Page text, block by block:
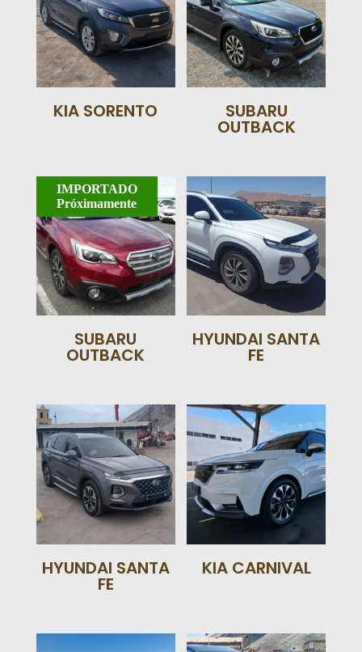
KIA SORENTO SUBARU
OUTBACK
IMPORTADO
Próximamente
SUBARU
OUTBACK
HYUNDAI SANTA
FE
HYUNDAI SANTA
FE
KIA CARNIVAL